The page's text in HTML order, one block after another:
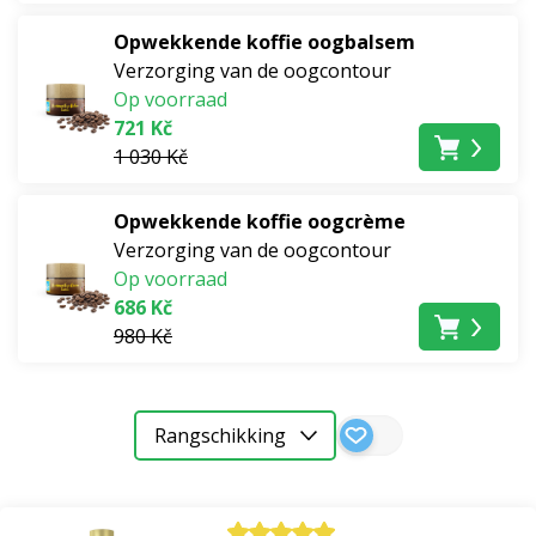
Opwekkende koffie oogbalsem
Verzorging van de oogcontour
Op voorraad
721 Kč
1 030 Kč
Opwekkende koffie oogcrème
Verzorging van de oogcontour
Op voorraad
686 Kč
980 Kč
Rangschikking